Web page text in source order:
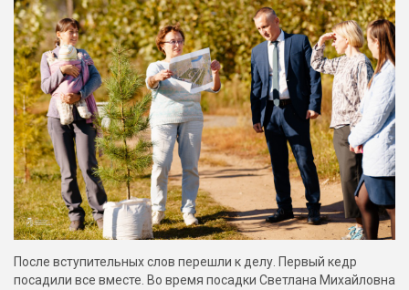
После вступительных слов перешли к делу. Первый кедр
посадили все вместе. Во время посадки Светлана Михайловна